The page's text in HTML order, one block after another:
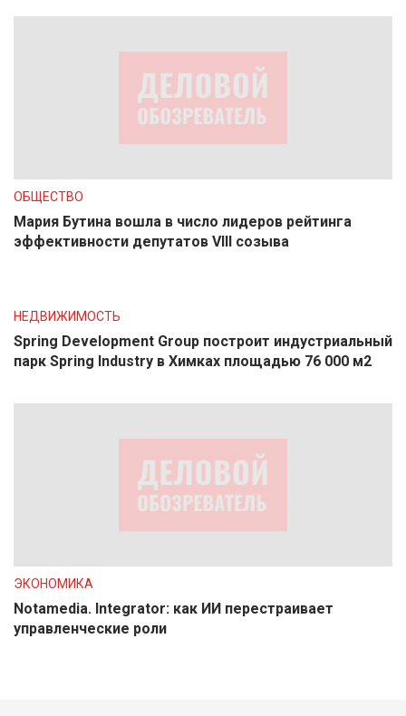
ОБЩЕСТВО
Мария Бутина вошла в число лидеров рейтинга
эффективности депутатов VIII созыва
НЕДВИЖИМОСТЬ
Spring Development Group построит индустриальный
парк Spring Industry в Химках площадью 76 000 м2
ЭКОНОМИКА
Notamedia. Integrator: как ИИ перестраивает
управленческие роли